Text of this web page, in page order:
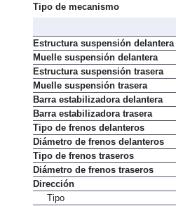
Tipo de mecanismo
Estructura suspensión delantera
Muelle suspensión delantera
Estructura suspensión trasera
Muelle suspensión trasera
Barra estabilizadora delantera
Barra estabilizadora trasera
Tipo de frenos delanteros
Diámetro de frenos delanteros
Tipo de frenos traseros
Diámetro de frenos traseros
Dirección
Tipo